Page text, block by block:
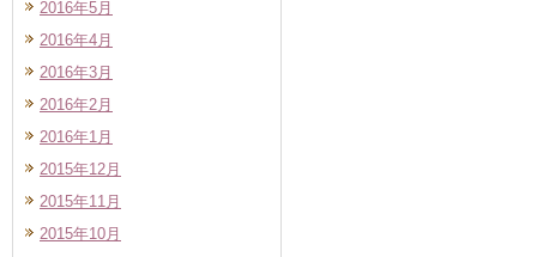
2016年5月
2016年4月
2016年3月
2016年2月
2016年1月
2015年12月
2015年11月
2015年10月